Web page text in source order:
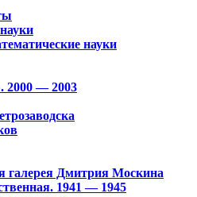
науки
2000 — 2003
галерея Дмитрия Москина
1941 — 1945